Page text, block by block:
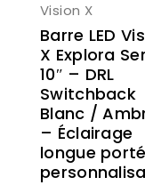
Vision X
Barre LED
X Explora
10″ – DRL
Switchback
Blanc /
– Éclairage
longue